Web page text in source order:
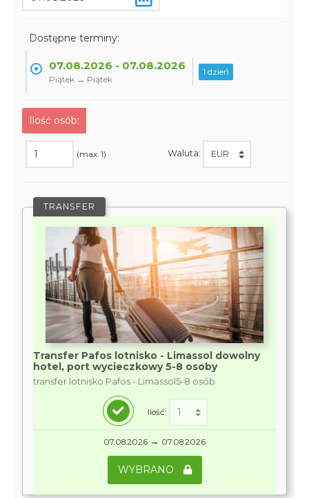
Dostępne terminy:
07.08.2026 - 07.08.2026
Piątek → Piątek
1 dzień
Ilość osób:
(max. 1) Waluta:
TRANSFER
Transfer Pafos lotnisko - Limassol dowolny
hotel, port wycieczkowy 5-8 osoby
transfer lotnisko Pafos - Limassol5-8 osób
Ilość:
07.08.2026 → 07.08.2026
WYBRANO